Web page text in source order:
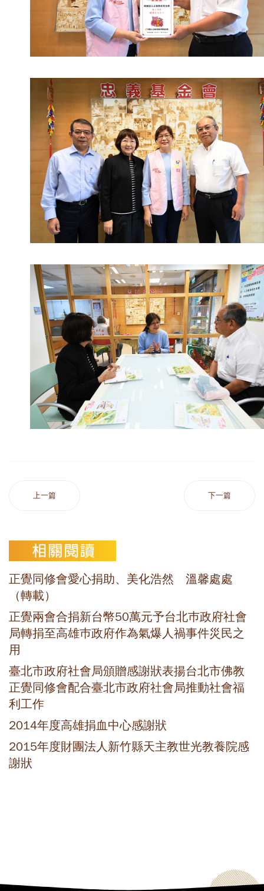
上一篇 下一篇
正覺同修會愛心捐助、美化浩然 溫馨處處
（轉載）
正覺兩會合捐新台幣50萬元予台北巿政府社會
局轉捐至高雄巿政府作為氣爆人禍事件災民之
用
臺北市政府社會局頒贈感謝狀表揚台北市佛教
正覺同修會配合臺北市政府社會局推動社會福
利工作
2014年度高雄捐血中心感謝狀
2015年度財團法人新竹縣天主教世光教養院感
謝狀